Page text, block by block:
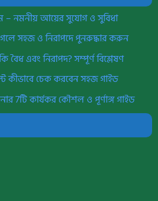
– নমনীয় আয়ের সুযোগ ও সুবিধা
সহজ ও নিরাপদে পুনরুদ্ধার করুন
এবং নিরাপদ? সম্পূর্ণ বিশ্লেষণ
কীভাবে চেক করবেন সহজ গাইড
7টি কার্যকর কৌশল ও পূর্ণাঙ্গ গাইড